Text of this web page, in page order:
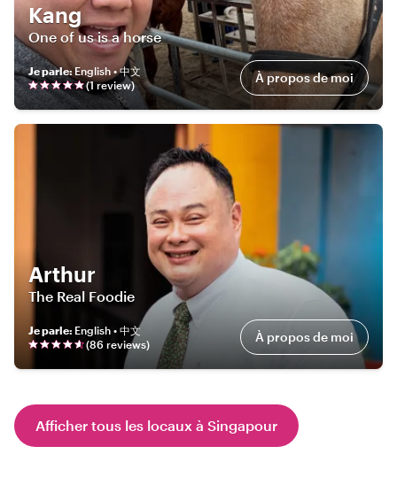
Kang
One of us is a horse
Je parle:English • 中文
(1review) À propos de moi
Arthur
The Real Foodie
Je parle: English • 中文
(86 reviews) À propos de moi
Afficher tous les locaux à Singapour